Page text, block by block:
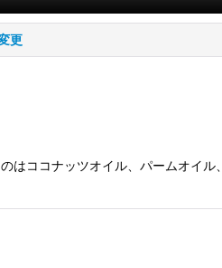
更
ココナッツオイル、パームオイ